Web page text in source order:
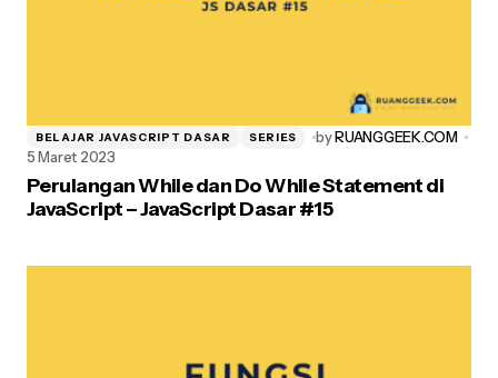
Simpan nama, email, dan situs web saya pada peramban ini
untuk komentar saya berikutnya.
BELAJAR JAVASCRIPT DASAR SERIES byRUANGGEEK.COM
5 Maret 2023
Perulangan While dan Do While Statement di
JavaScript – JavaScript Dasar #15